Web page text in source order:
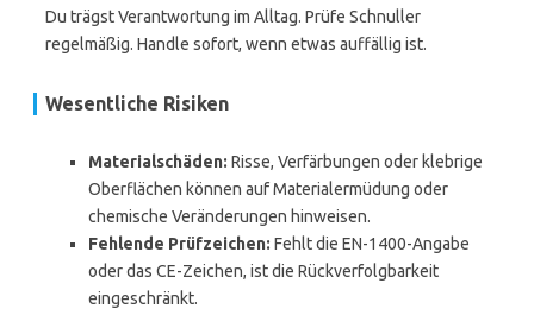
Du trägst Verantwortung im Alltag. Prüfe Schnuller
regelmäßig. Handle sofort, wenn etwas auffällig ist.
Wesentliche Risiken
Materialschäden: Risse, Verfärbungen oder klebrige
Oberflächen können auf Materialermüdung oder
chemische Veränderungen hinweisen.
Fehlende Prüfzeichen: Fehlt die EN-1400-Angabe
oder das CE-Zeichen, ist die Rückverfolgbarkeit
eingeschränkt.